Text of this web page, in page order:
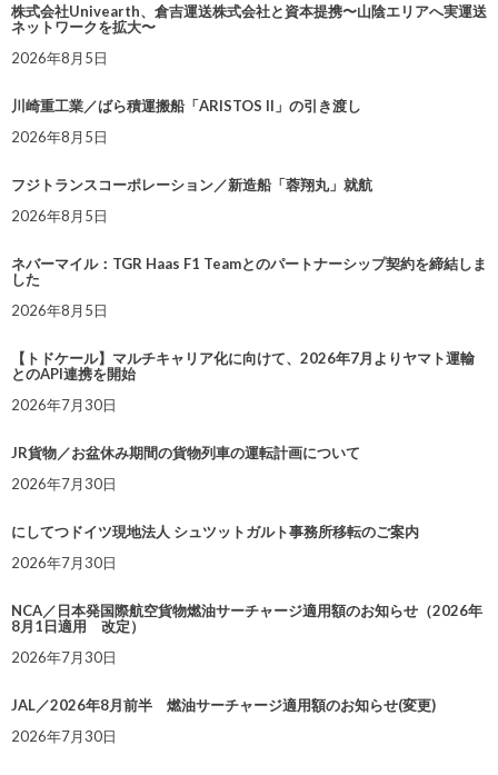
株式会社Univearth、倉吉運送株式会社と資本提携〜山陰エリアへ実運送
ネットワークを拡大〜
2026年8月5日
川崎重工業／ばら積運搬船「ARISTOS II」の引き渡し
2026年8月5日
フジトランスコーポレーション／新造船「蓉翔丸」就航
2026年8月5日
ネバーマイル：TGR Haas F1 Teamとのパートナーシップ契約を締結しま
した
2026年8月5日
【トドケール】マルチキャリア化に向けて、2026年7月よりヤマト運輸
とのAPI連携を開始
2026年7月30日
JR貨物／お盆休み期間の貨物列車の運転計画について
2026年7月30日
にしてつドイツ現地法人 シュツットガルト事務所移転のご案内
2026年7月30日
NCA／日本発国際航空貨物燃油サーチャージ適用額のお知らせ（2026年
8月1日適用 改定）
2026年7月30日
JAL／2026年8月前半 燃油サーチャージ適用額のお知らせ(変更)
2026年7月30日